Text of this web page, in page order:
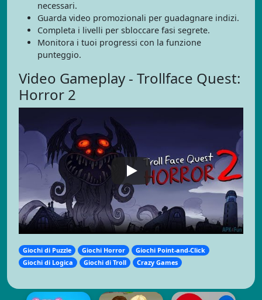
necessari.
Guarda video promozionali per guadagnare indizi.
Completa i livelli per sbloccare fasi segrete.
Monitora i tuoi progressi con la funzione
punteggio.
Video Gameplay - Trollface Quest:
Horror 2
Giochi di Puzzle Giochi Horror
Giochi Point-and-Click
Giochi di Logica
Giochi di Troll Crazy Games